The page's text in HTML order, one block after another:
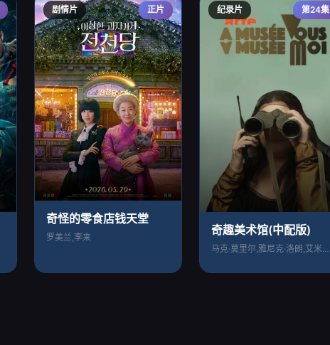
剧情片 正片
奇怪的零食店钱天堂
罗美兰,李来
纪录片 第24集
奇趣美术馆(中配版)
马克·莫里尔,雅尼克·洛朗,艾米琳·巴亚